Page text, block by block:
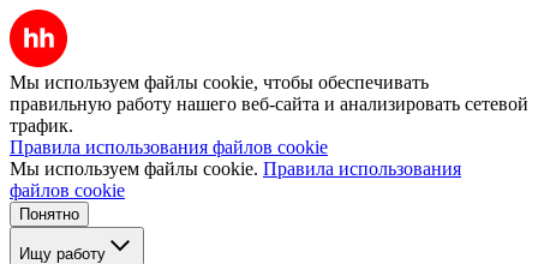
Мы используем файлы cookie, чтобы обеспечивать
правильную работу нашего веб-сайта и анализировать сетевой
трафик.
Правила использования файлов cookie
Мы используем файлы cookie. Правила использования
файлов cookie
Понятно
Ищу работу